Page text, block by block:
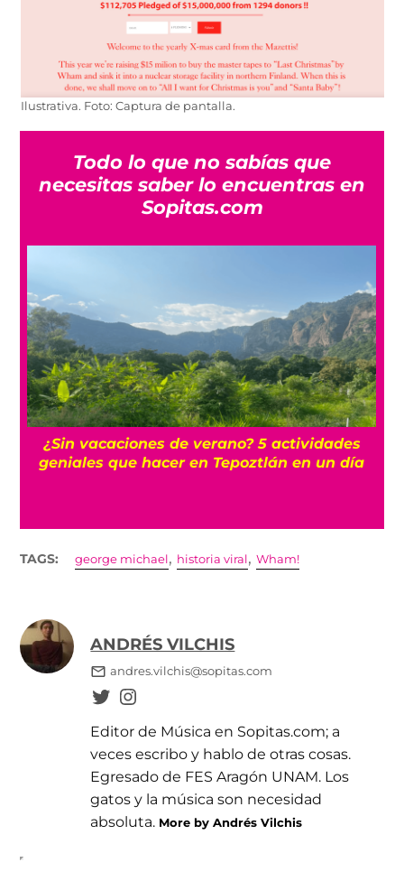
Ilustrativa. Foto: Captura de pantalla.
Todo lo que no sabías que
necesitas saber lo encuentras en
Sopitas.com
¿Sin vacaciones de verano? 5 actividades
geniales que hacer en Tepoztlán en un día
TAGS: george michael , historia viral ,Wham!
ANDRÉS VILCHIS
andres.vilchis@sopitas.com
Editor de Música en Sopitas.com; a
veces escribo y hablo de otras cosas.
Egresado de FES Aragón UNAM. Los
gatos y la música son necesidad
absoluta. More by Andrés Vilchis